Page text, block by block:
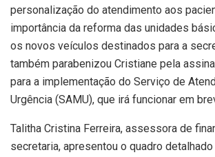
personalização do atendimento aos
importância da reforma das unidades
os novos veículos destinados para a
também parabenizou Cristiane pela
para a implementação do Serviço de
Urgência (SAMU), que irá funcionar em
Talitha Cristina Ferreira, assessora de
secretaria, apresentou o quadro